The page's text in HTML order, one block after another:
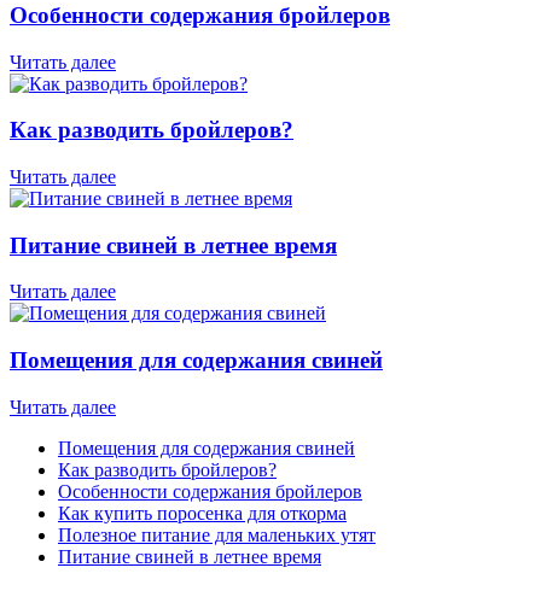
Особенности содержания бройлеров
Читать далее
Как разводить бройлеров?
Читать далее
Питание свиней в летнее время
Читать далее
Помещения для содержания свиней
Читать далее
Помещения для содержания свиней
Как разводить бройлеров?
Особенности содержания бройлеров
Как купить поросенка для откорма
Полезное питание для маленьких утят
Питание свиней в летнее время